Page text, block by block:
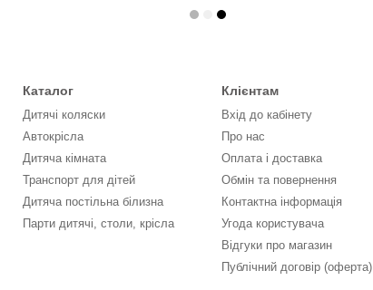
Каталог
Дитячі коляски
Автокрісла
Дитяча кімната
Транспорт для дітей
Дитяча постільна білизна
Парти дитячі, столи, крісла
Клієнтам
Вхід до кабінету
Про нас
Оплата і доставка
Обмін та повернення
Контактна інформація
Угода користувача
Відгуки про магазин
Публічний договір (оферта)